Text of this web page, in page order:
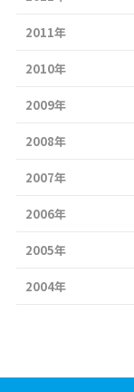
2011年
2010年
2009年
2008年
2007年
2006年
2005年
2004年